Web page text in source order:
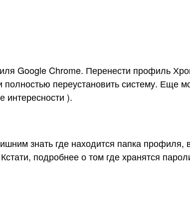
Google Chrome. Перенести профиль
переустановить систему. Еще
интересности ).
знать где находится папка профиля,
подробнее о том где хранятся